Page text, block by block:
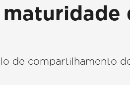
de compartilhamento